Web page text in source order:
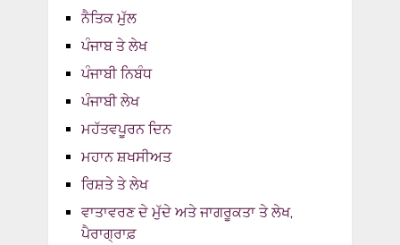
ਨੈਤਿਕ ਮੁੱਲ
ਪੰਜਾਬ ਤੇ ਲੇਖ
ਪੰਜਾਬੀ ਨਿਬੰਧ
ਪੰਜਾਬੀ ਲੇਖ
ਮਹੱਤਵਪੂਰਨ ਦਿਨ
ਮਹਾਨ ਸ਼ਖਸੀਅਤ
ਰਿਸ਼ਤੇ ਤੇ ਲੇਖ
ਵਾਤਾਵਰਣ ਦੇ ਮੁੱਦੇ ਅਤੇ ਜਾਗਰੂਕਤਾ ਤੇ ਲੇਖ,
ਪੈਰਾਗ੍ਰਾਫ਼